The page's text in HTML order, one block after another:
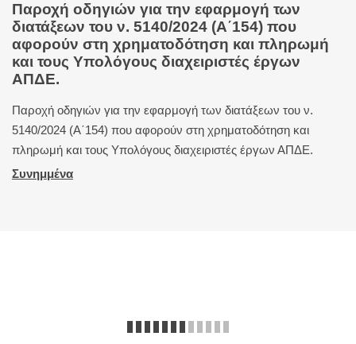
Παροχή οδηγιών για την εφαρμογή των
διατάξεων του ν. 5140/2024 (Α΄154) που
αφορούν στη χρηματοδότηση και πληρωμή
και τους Υπολόγους διαχειριστές έργων
ΑΠΔΕ.
Παροχή οδηγιών για την εφαρμογή των διατάξεων του ν.
5140/2024 (Α΄154) που αφορούν στη χρηματοδότηση και
πληρωμή και τους Υπολόγους διαχειριστές έργων ΑΠΔΕ.
Συνημμένα